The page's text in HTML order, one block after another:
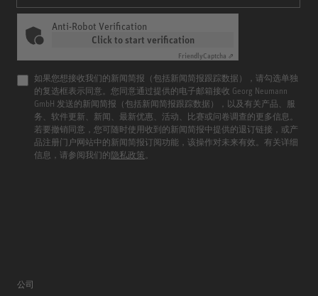
Anti-Robot Verification
Click to start verification
FriendlyCaptcha ⇗
如果您想接收我们的新闻简报（包括新闻简报跟踪数据），请勾选单独
的复选框表示同意。您同意通过提供的电子邮箱接收 Georg Neumann
GmbH 发送的新闻简报（包括新闻简报跟踪数据），以及有关产品、服
务、软件更新、新闻、最新优惠、活动、比赛或问卷调查的更多信息。
若要撤销同意，您可随时使用收到的新闻简报中提供的退订链接，或产
品注册门户网站中的新闻简报订阅功能，该操作对未来有效。有关详细
信息，请参阅我们的 隐私政策。
公司